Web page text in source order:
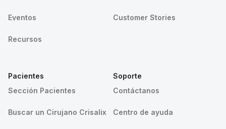
Eventos
Recursos
Customer Stories
Pacientes
Sección Pacientes
Buscar un Cirujano Crisalix
Soporte
Contáctanos
Centro de ayuda